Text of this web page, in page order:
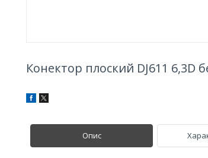
Конектор плоский DJ611 6,3D
Опис